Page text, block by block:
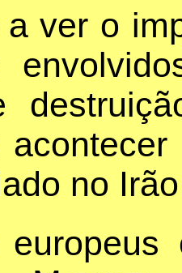
a ver o
no